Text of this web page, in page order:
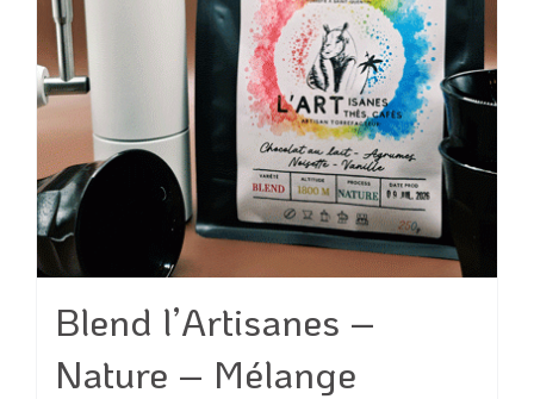
peuvent
être
choisies
sur
la
page
du
produit
Blend l’Artisanes –
Nature – Mélange